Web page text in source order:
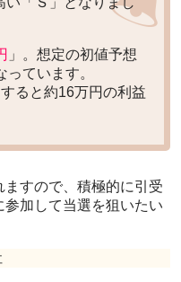
」。想定の初値予想
っています。
ると約16万円の利益
ますので、積極的に引受
加して当選を狙いたい